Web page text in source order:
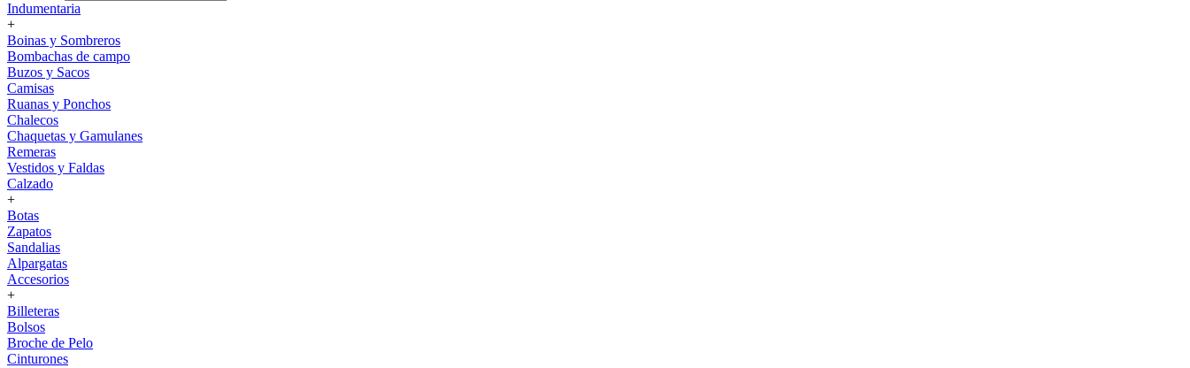
Indumentaria
+
Boinas y Sombreros
Bombachas de campo
Buzos y Sacos
Camisas
Ruanas y Ponchos
Chalecos
Chaquetas y Gamulanes
Remeras
Vestidos y Faldas
Calzado
+
Botas
Zapatos
Sandalias
Alpargatas
Accesorios
+
Billeteras
Bolsos
Broche de Pelo
Cinturones